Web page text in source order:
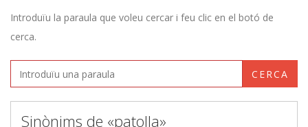
Introduïu la paraula que voleu cercar i feu clic en el botó de
cerca.
CERCA
Sinònims de «patolla»